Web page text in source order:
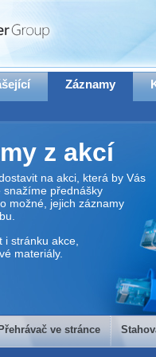
Záznamy
z akcí
na akci, která by Vás
přednášky
možné, jejich záznamy
i stránku akce,
materiály.
stránce
Přehrávač ve stránce